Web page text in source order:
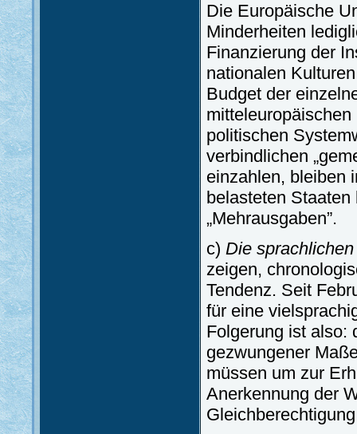
Die Europäische
Minderheiten
Finanzierung der
nationalen
Budget der
politischen
verbindlichen
einzahlen, bleiben
belasteten
„Mehrausgaben”.
c) Die
zeigen,
Tendenz. Seit
für eine
Folgerung ist also:
gezwungener
müssen um zur
Anerkennung der